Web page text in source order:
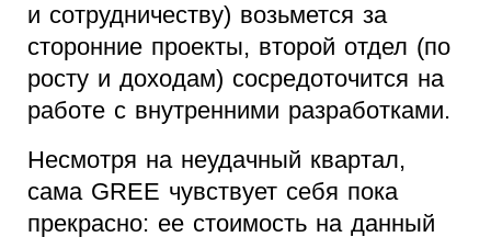
и сотрудничеству) возьмется за
сторонние проекты, второй отдел (по
росту и доходам) сосредоточится на
работе с внутренними разработками.
Несмотря на неудачный квартал,
сама GREE чувствует себя пока
прекрасно: ее стоимость на данный